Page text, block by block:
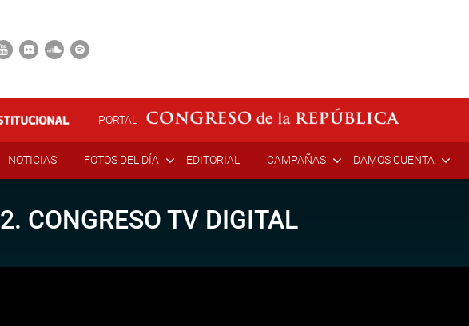
PORTAL
NOTICIAS FOTOS DEL DÍA EDITORIAL CAMPAÑAS DAMOS CUENTA
2. CONGRESO TV DIGITAL